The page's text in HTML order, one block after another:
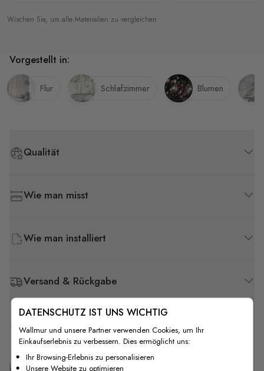
Wischen Sie, um alle Materialien zu vergleichen
Qualität
Wie man misst
Wie man installiert
Versand & Rückgabe
F.A.Q
Kostenlose Anpassung
Vorgestellt in:
Flur Schlafzimmer Blumen
DATENSCHUTZ IST UNS WICHTIG
Wallmur und unsere Partner verwenden Cookies, um Ihr
Einkaufserlebnis zu verbessern. Dies ermöglicht uns:
Ihr Browsing-Erlebnis zu personalisieren
Unsere Website zu optimieren